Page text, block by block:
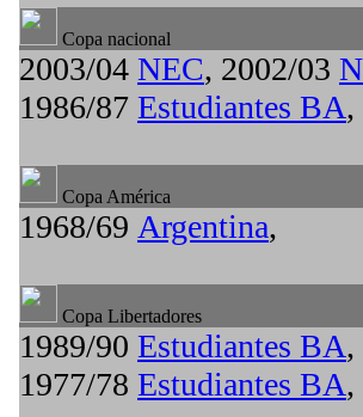
Copa nacional
2003/04 NEC, 2002/03
1986/87 Estudiantes BA,
Copa América
1968/69 Argentina,
Copa Libertadores
1989/90 Estudiantes BA,
1977/78 Estudiantes BA,